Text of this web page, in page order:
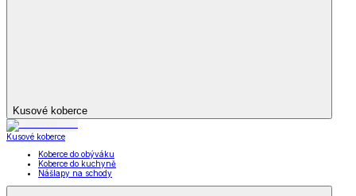
Kusové koberce
Kusové koberce
Koberce do obýváku
Koberce do kuchyně
Nášlapy na schody